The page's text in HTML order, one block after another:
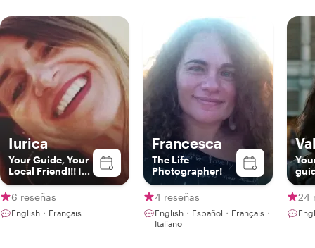
Iurica
Your Guide, Your
Local Friend!!! In
Livorno, Florence
& Pisa
6 reseñas
English・Français
Francesca
The Life
Photographer!
4 reseñas
English・Español・Français・
Italiano
24